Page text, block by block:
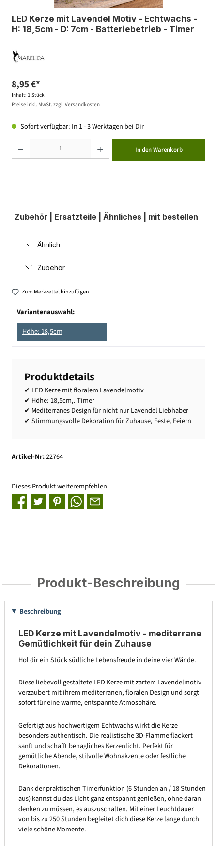
LED Kerze mit Lavendel Motiv - Echtwachs -
H: 18,5cm - D: 7cm - Batteriebetrieb - Timer
8,95 €*
Inhalt: 1 Stück
Preise inkl. MwSt. zzgl. Versandkosten
Sofort verfügbar: In 1 - 3 Werktagen bei Dir
In den Warenkorb
Zubehör | Ersatzteile | Ähnliches | mit bestellen
Ähnlich
Zubehör
Zum Merkzettel hinzufügen
Variantenauswahl:
Höhe: 18,5cm
Produktdetails
✔ LED Kerze mit floralem Lavendelmotiv
✔ Höhe: 18,5cm,. Timer
✔ Mediterranes Design für nicht nur Lavendel Liebhaber
✔ Stimmungsvolle Dekoration für Zuhause, Feste, Feiern
Artikel-Nr:22764
Dieses Produkt weiterempfehlen:
Produkt-Beschreibung
Beschreibung
LED Kerze mit Lavendelmotiv - mediterrane
Gemütlichkeit für dein Zuhause
Hol dir ein Stück südliche Lebensfreude in deine vier Wände.
Diese liebevoll gestaltete LED Kerze mit zartem Lavendelmotiv
verzaubert mit ihrem mediterranen, floralen Design und sorgt
sofort für eine warme, entspannte Atmosphäre.
Gefertigt aus hochwertigem Echtwachs wirkt die Kerze
besonders authentisch. Die realistische 3D-Flamme flackert
sanft und schafft behagliches Kerzenlicht. Perfekt für
gemütliche Abende, stilvolle Wohnakzente oder festliche
Dekorationen.
Dank der praktischen Timerfunktion (6 Stunden an / 18 Stunden
aus) kannst du das Licht ganz entspannt genießen, ohne daran
denken zu müssen, es auszuschalten. Mit einer Leuchtdauer
von bis zu 250 Stunden begleitet dich diese Kerze lange durch
viele schöne Momente.